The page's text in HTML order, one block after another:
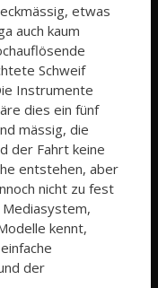
etwas
auch kaum
Schweif
Instrumente
dies ein fünf
mässig, die
der Fahrt keine
entstehen, aber
nicht zu fest
kennt,
der